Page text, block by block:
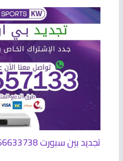
تجديد بين سبورت 66633738 بالكويت